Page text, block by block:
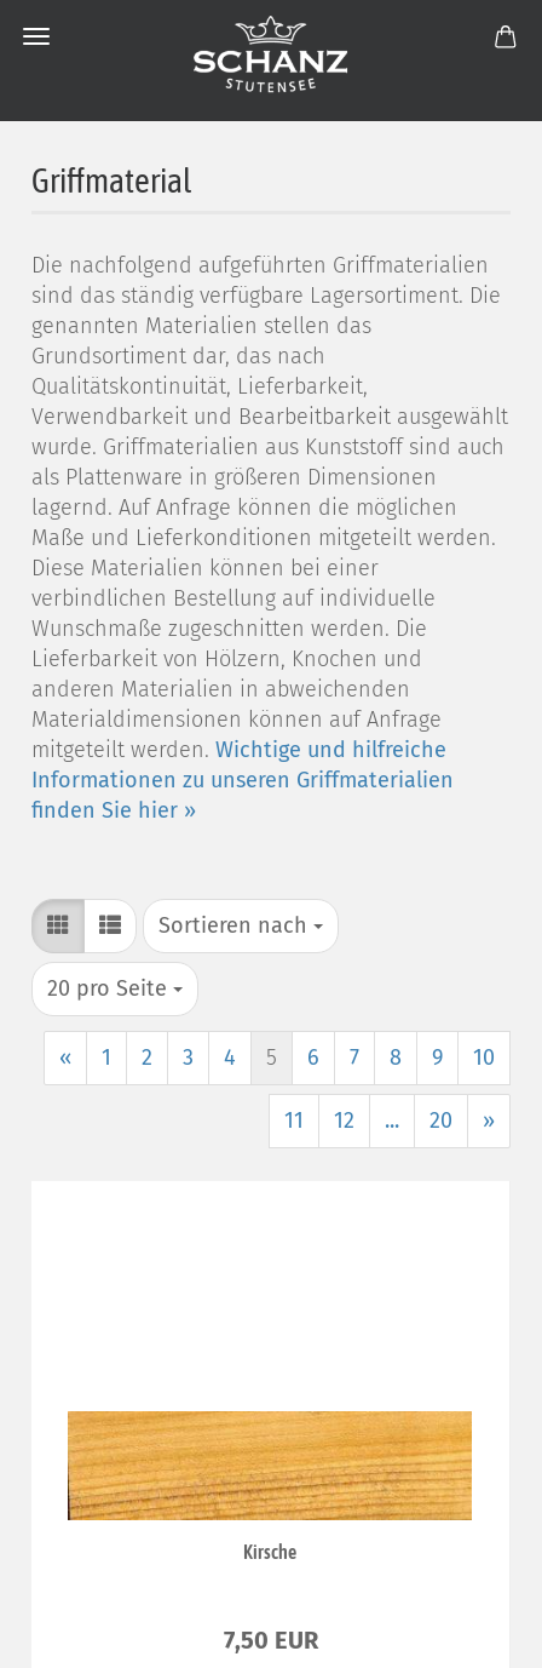
Griffmaterial
Die nachfolgend aufgeführten Griffmaterialien
sind das ständig verfügbare Lagersortiment. Die
genannten Materialien stellen das
Grundsortiment dar, das nach
Qualitätskontinuität, Lieferbarkeit,
Verwendbarkeit und Bearbeitbarkeit ausgewählt
wurde. Griffmaterialien aus Kunststoff sind auch
als Plattenware in größeren Dimensionen
lagernd. Auf Anfrage können die möglichen
Maße und Lieferkonditionen mitgeteilt werden.
Diese Materialien können bei einer
verbindlichen Bestellung auf individuelle
Wunschmaße zugeschnitten werden. Die
Lieferbarkeit von Hölzern, Knochen und
anderen Materialien in abweichenden
Materialdimensionen können auf Anfrage
mitgeteilt werden.Wichtige und hilfreiche
Informationen zu unseren Griffmaterialien
finden Sie hier »
Sortieren nach
Sortieren nach
20 pro Seite
pro Seite
« 1 2 3 4 5 6 7 8 9 10
11 12 ... 20 »
Kirsche
7,50 EUR